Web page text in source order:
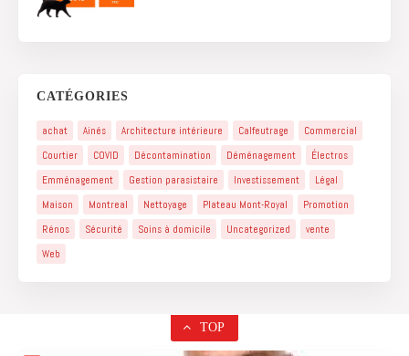
CATÉGORIES
achat Ainés Architecture intérieure Calfeutrage
Commercial
Courtier
COVID Décontamination Déménagement
Électros
Emménagement
Gestion parasistaire Investissement
Légal
Maison
Montreal Nettoyage Plateau Mont-Royal
Promotion
Rénos
Sécurité Soins à domicile Uncategorized
vente
Web
TOP